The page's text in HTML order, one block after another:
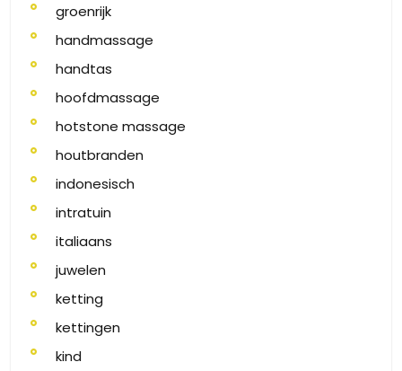
groenrijk
handmassage
handtas
hoofdmassage
hotstone massage
houtbranden
indonesisch
intratuin
italiaans
juwelen
ketting
kettingen
kind